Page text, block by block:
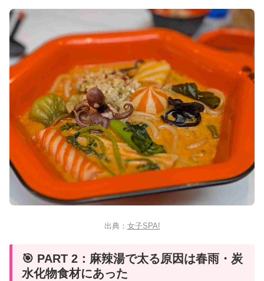
出典： 女子SPA!
🎯 PART 2：麻辣湯で太る原因は春雨・炭
水化物食材にあった